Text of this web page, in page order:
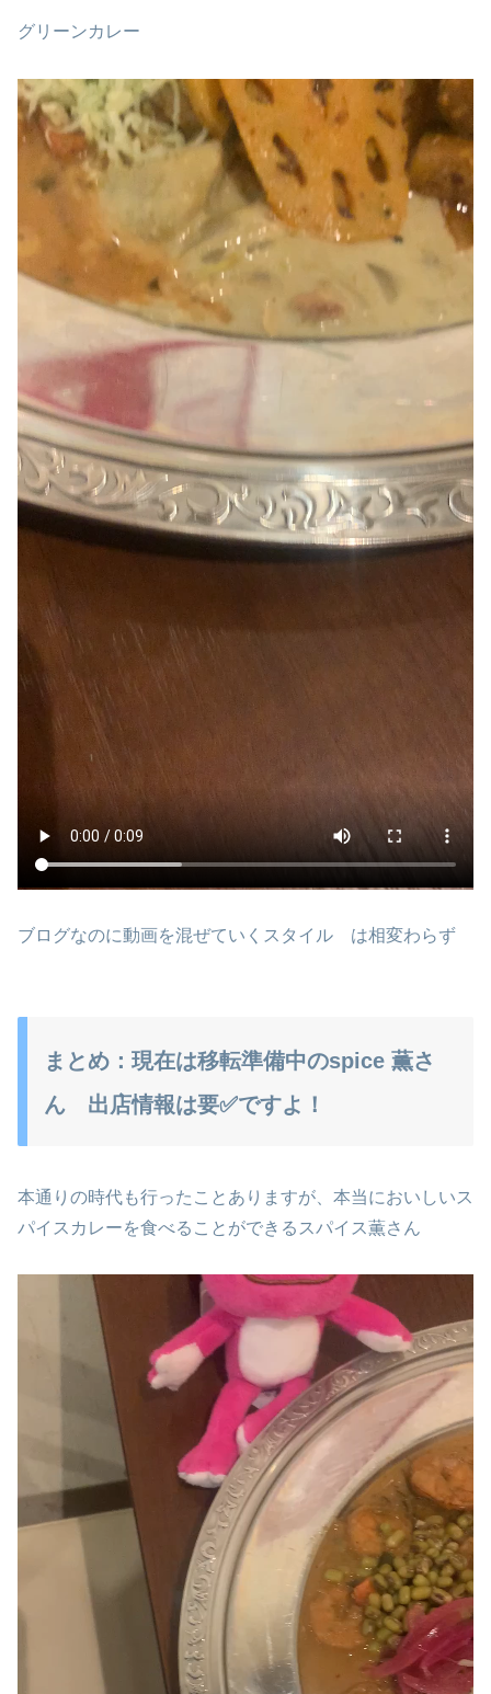
グリーンカレー
ブログなのに動画を混ぜていくスタイル は相変わらず
まとめ：現在は移転準備中のspice 薫さ
ん 出店情報は要✅ですよ！
本通りの時代も行ったことありますが、本当においしいス
パイスカレーを食べることができるスパイス薫さん